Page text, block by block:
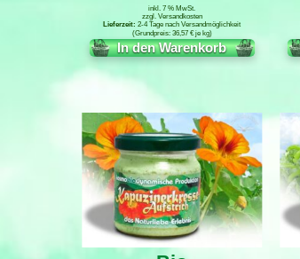
36,57 €je kg
inkl. 7 % MwSt.
zzgl. Versandkosten
2-4 Tage nach Versandmöglichkeit
In den Warenkorb